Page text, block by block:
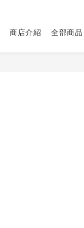
商店介紹 全部商品